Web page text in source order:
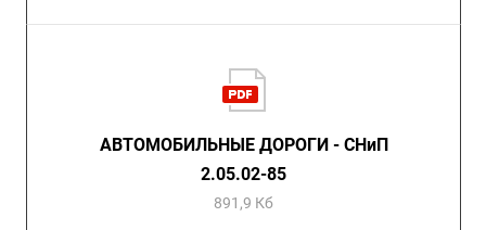
АВТОМОБИЛЬНЫЕ ДОРОГИ - СНиП
2.05.02-85
891,9 Кб